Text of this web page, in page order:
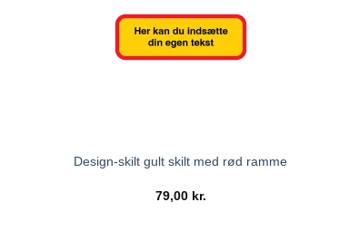
Design-skilt gult skilt med rød ramme
79,00 kr.